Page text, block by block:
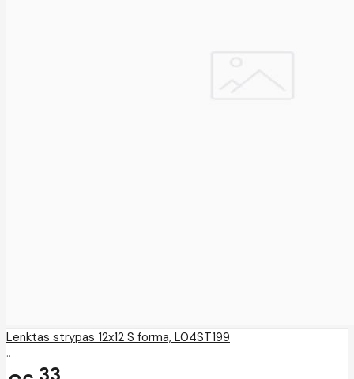
Lenktas strypas 12x12 S forma, L04ST199
..